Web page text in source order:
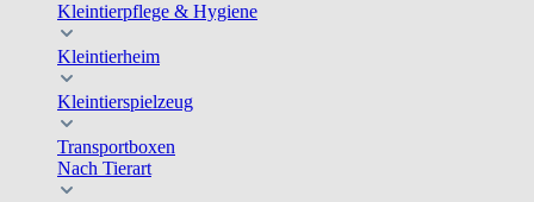
Kleintierpflege & Hygiene
Kleintierheim
Kleintierspielzeug
Transportboxen
Nach Tierart